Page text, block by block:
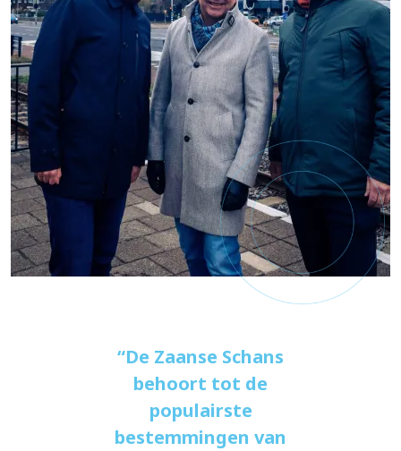
De Zaanse Schans
behoort tot de
populairste
bestemmingen van